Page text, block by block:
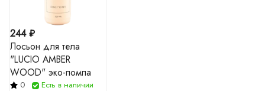
244 ₽
Лосьон для тела
"LUCIO AMBER
WOOD" эко-помпа
0 Есть в наличии